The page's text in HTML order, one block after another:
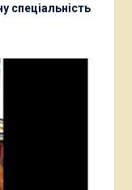
спеціальність